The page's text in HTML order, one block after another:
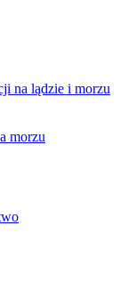
na lądzie i morzu
morzu